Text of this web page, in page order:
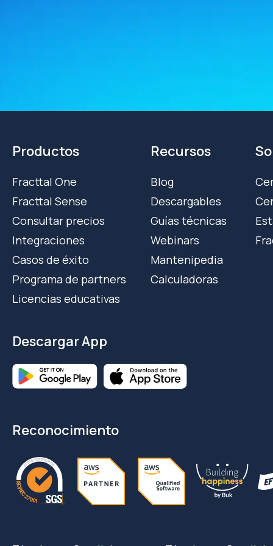
Productos
Fracttal One
Fracttal Sense
Consultar precios
Integraciones
Casos de éxito
Programa de partners
Licencias educativas
Recursos
Blog
Descargables
Guías técnicas
Webinars
Mantenipedia
Calculadoras
Descargar App
Reconocimiento